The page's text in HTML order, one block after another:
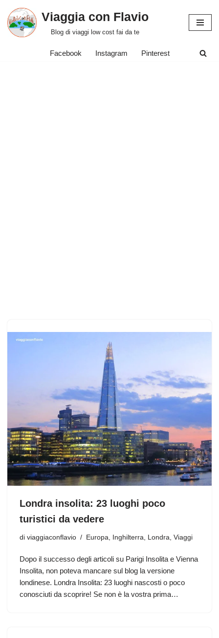
Vai
Viaggia con Flavio
Blog di viaggi low cost fai da te
Facebook Instagram Pinterest
Londra insolita: 23 luoghi poco
turistici da vedere
di viaggiaconflavio Europa Inghilterra Londra Viaggi
Dopo il successo degli articoli su Parigi Insolita e Vienna
Insolita, non poteva mancare sul blog la versione
londinese. Londra Insolita: 23 luoghi nascosti o poco
conosciuti da scoprire! Se non è la vostra prima…